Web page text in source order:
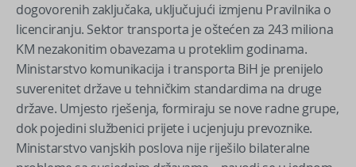
dogovorenih zaključaka, uključujući izmjenu Pravilnika o
licenciranju. Sektor transporta je oštećen za 243 miliona
KM nezakonitim obavezama u proteklim godinama.
Ministarstvo komunikacija i transporta BiH je prenijelo
suverenitet države u tehničkim standardima na druge
države. Umjesto rješenja, formiraju se nove radne grupe,
dok pojedini službenici prijete i ucjenjuju prevoznike.
Ministarstvo vanjskih poslova nije riješilo bilateralne